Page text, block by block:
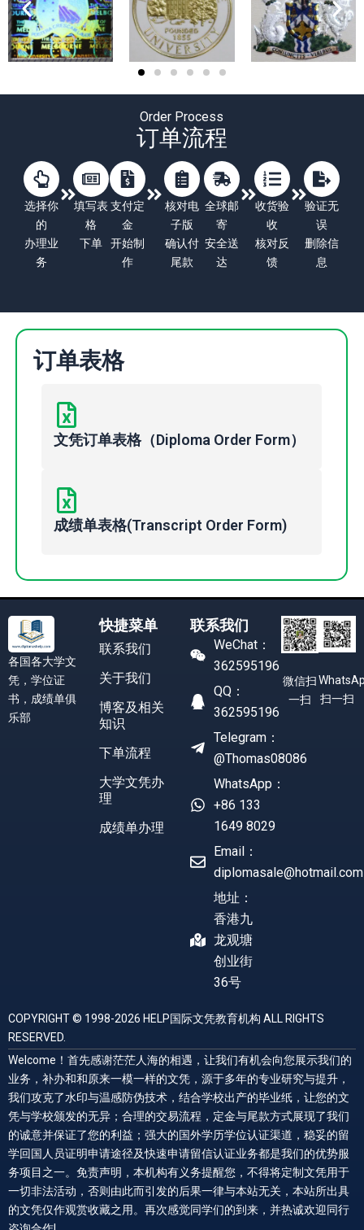
Order Process
订单流程
选择你
的
办理业
务
填写表
格
下单
支付定
金
开始制
作
核对电
子版
确认付
尾款
全球邮
寄
安全送
达
收货验
收
核对反
馈
验证无
误
删除信
息
订单表格
文凭订单表格（Diploma Order Form）
成绩单表格(Transcript Order Form)
各国各大学文
凭，学位证
书，成绩单俱
乐部
快捷菜单
联系我们
关于我们
博客及相关
知识
下单流程
大学文凭办
理
成绩单办理
联系我们
WeChat：
362595196
QQ：
362595196
Telegram：
@Thomas08086
WhatsApp：
+86 133
1649 8029
Email：
diplomasale@hotmail.com
地址：
香港九
龙观塘
创业街
36号
微信扫
一扫
扫一扫
COPYRIGHT © 1998-2026 HELP国际文凭教育机构 ALL RIGHTS
RESERVED.
Welcome！首先感谢茫茫人海的相遇，让我们有机会向您展示我们的
业务，补办和和原来一模一样的文凭，源于多年的专业研究与提升，
我们攻克了水印与温感防伪技术，结合学校出产的毕业纸，让您的文
凭与学校颁发的无异；合理的交易流程，定金与尾款方式展现了我们
的诚意并保证了您的利益；强大的国外学历学位认证渠道，稳妥的留
学回国人员证明申请途径及快速申请留信认证业务都是我们的优势服
务项目之一。免责声明，本机构有义务提醒您，不得将定制文凭用于
一切非法活动，否则由此而引发的后果一律与本站无关，本站所出具
的文凭仅作观赏收藏之用。再次感觉同学们的到来，并热诚欢迎同行